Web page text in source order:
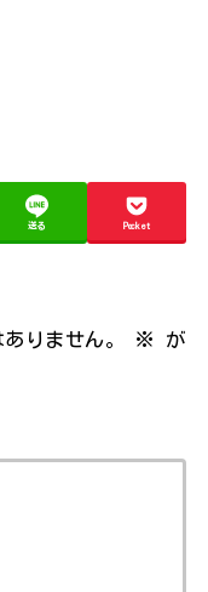
送る Pocket
りません。 ※
が